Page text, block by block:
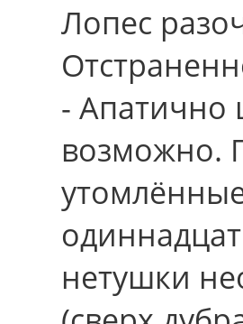
Лопес
- Апатично
возможно.
нетушки